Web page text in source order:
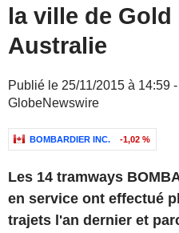
la ville de Gold
Australie
Publié le 25/11/2015 à 14:59
GlobeNewswire
BOMBARDIER INC. -1,02 %
Les 14 tramways
en service ont effectué
trajets l'an dernier et